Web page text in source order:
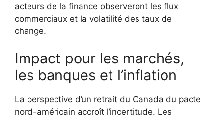
acteurs de la finance observeront les flux
commerciaux et la volatilité des taux de
change.
Impact pour les marchés,
les banques et l’inflation
La perspective d’un retrait du Canada du pacte
nord-américain accroît l’incertitude. Les